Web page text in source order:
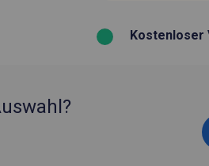
Kostenloser